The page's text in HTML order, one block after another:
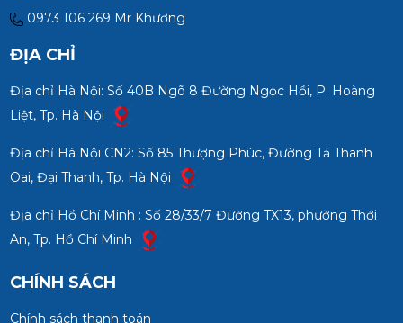
0973 106 269 Mr Khương
ĐỊA CHỈ
Địa chỉ Hà Nội: Số 40B Ngõ 8 Đường Ngọc Hồi, P. Hoàng
Liệt, Tp. Hà Nội
Địa chỉ Hà Nội CN2: Số 85 Thượng Phúc, Đường Tả Thanh
Oai, Đại Thanh, Tp. Hà Nội
Địa chỉ Hồ Chí Minh : Số 28/33/7 Đường TX13, phường Thới
An, Tp. Hồ Chí Minh
CHÍNH SÁCH
Chính sách thanh toán